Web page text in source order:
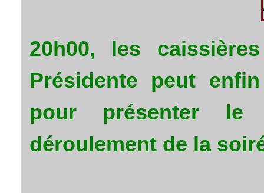
20h00, les
Présidente peut
pour présenter
déroulement de la